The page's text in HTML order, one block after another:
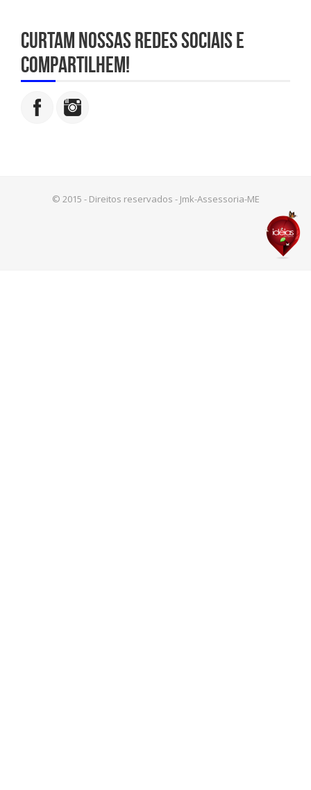
Curtam nossas redes sociais e
compartilhem!
© 2015 - Direitos reservados - Jmk-Assessoria-ME